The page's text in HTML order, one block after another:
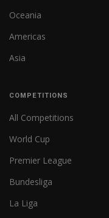
Oceania
Americas
Asia
COMPETITIONS
All Competitions
World Cup
Premier League
Bundesliga
La Liga